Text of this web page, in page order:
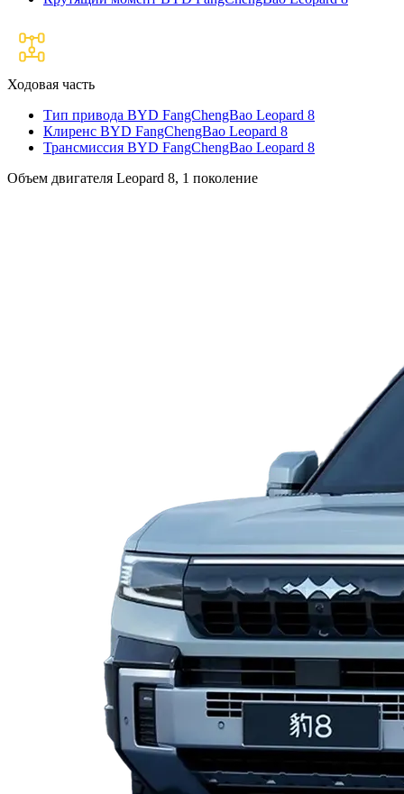
Ходовая часть
Тип привода BYD FangChengBao Leopard 8
Клиренс BYD FangChengBao Leopard 8
Трансмиссия BYD FangChengBao Leopard 8
Объем двигателя Leopard 8, 1 поколение